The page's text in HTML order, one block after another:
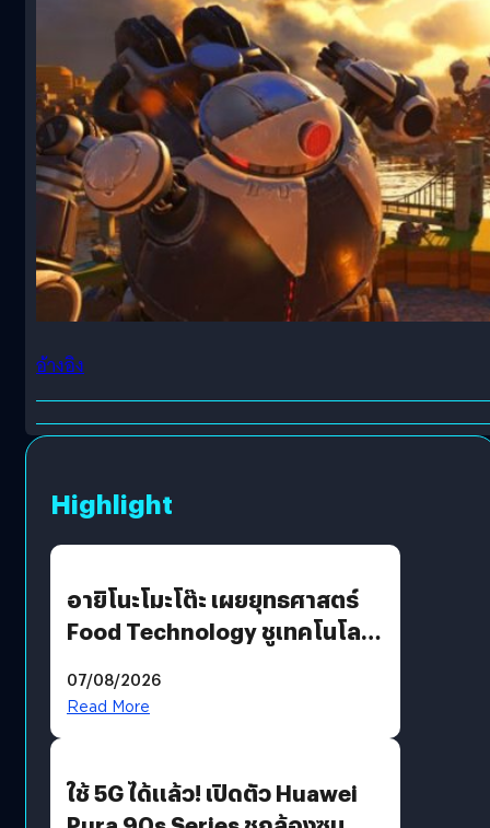
อ้างอิง
Highlight
อายิโนะโมะโต๊ะ เผยยุทธศาสตร์
Food Technology ชูเทคโนโลยี
บริโภคและ B2B
07/08/2026
Read More
ใช้ 5G ได้แล้ว! เปิดตัว Huawei